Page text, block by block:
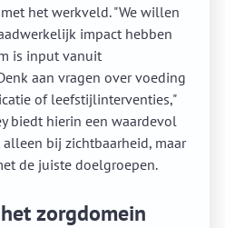
het werkveld. "We willen
impact hebben
is input vanuit
aan vragen over voeding
of leefstijlinterventies,"
biedt hierin een waardevol
bij zichtbaarheid, maar
de juiste doelgroepen.
zorgdomein